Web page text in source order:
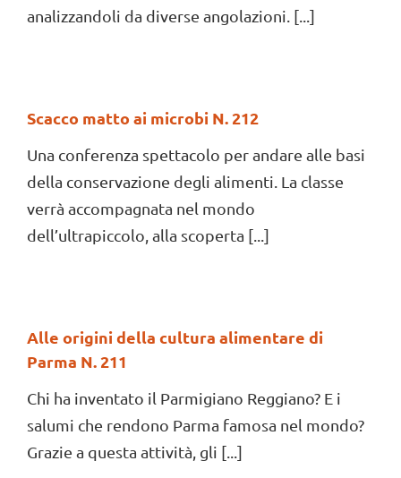
analizzandoli da diverse angolazioni. [...]
Scacco matto ai microbi N. 212
Una conferenza spettacolo per andare alle basi
della conservazione degli alimenti. La classe
verrà accompagnata nel mondo
dell’ultrapiccolo, alla scoperta [...]
Alle origini della cultura alimentare di
Parma N. 211
Chi ha inventato il Parmigiano Reggiano? E i
salumi che rendono Parma famosa nel mondo?
Grazie a questa attività, gli [...]